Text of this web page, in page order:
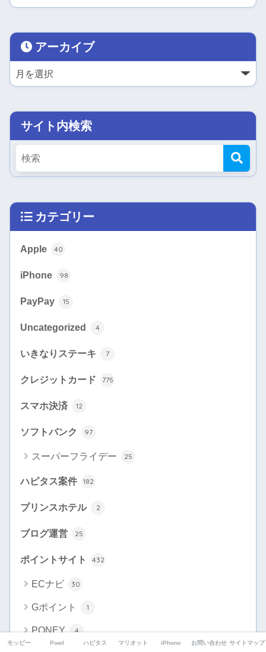
アーカイブ
サイト内検索
カテゴリー
Apple 40
iPhone 98
PayPay 15
Uncategorized 4
いきなりステーキ 7
クレジットカード 775
スマホ決済 12
ソフトバンク 97
スーパーフライデー 25
ハピタス案件 182
プリンスホテル 2
ブログ運営 25
ポイントサイト 432
ECナビ 30
Gポイント 1
PONEY 4
モッピー Powl ハピタス マリオット iPhone お問い合わせ サイトマップ